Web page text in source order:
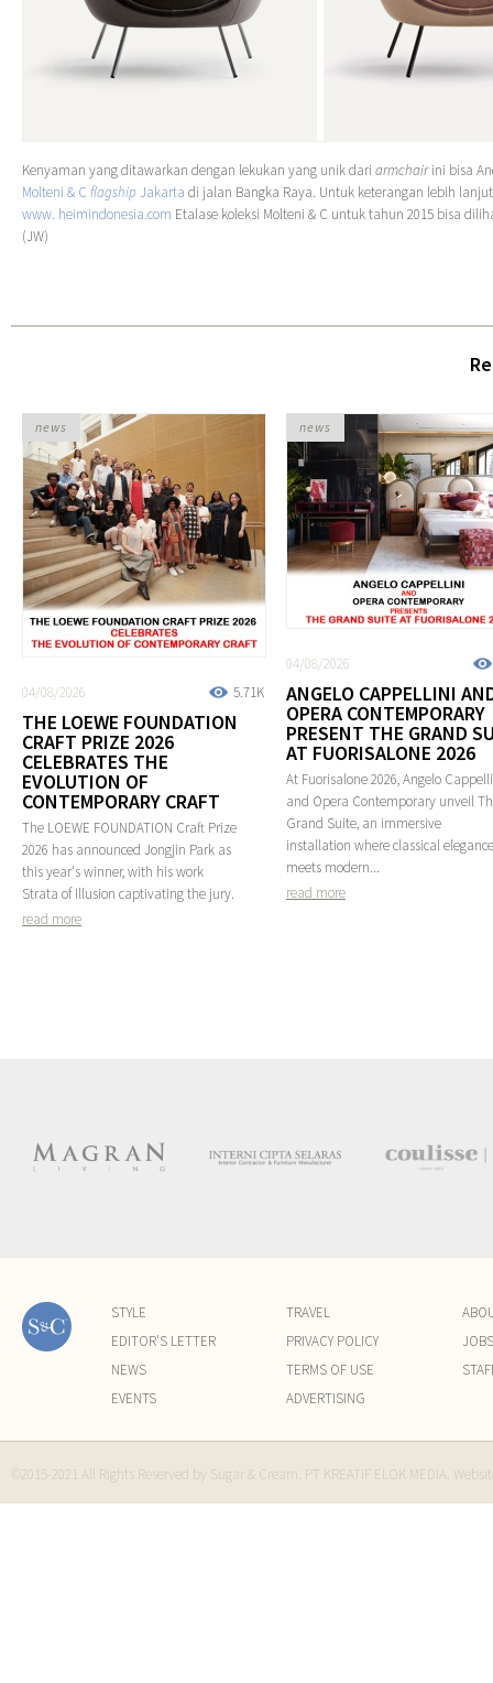
Kenyaman yang ditawarkan dengan lekukan yang unik dari armchairini bisa
Molteni & C flagshipJakarta di jalan Bangka Raya. Untuk keterangan lebih
www. heimindonesia.com Etalase koleksi Molteni & C untuk tahun 2015 bisa
(JW)
5.71K
04/08/2026
THE LOEWE FOUNDATION
CRAFT PRIZE 2026
CELEBRATES THE
EVOLUTION OF
CONTEMPORARY CRAFT
The LOEWE FOUNDATION Craft Prize
2026 has announced Jongjin Park as
this year's winner, with his work
Strata of Illusion captivating the jury.
read more
news
04/08/2026
ANGELO CAPPELLINI
OPERA CONTEMPORARY
PRESENT THE GRAND
AT FUORISALONE 2026
At Fuorisalone 2026, Angelo
and Opera Contemporary unveil
Grand Suite, an immersive
installation where classical elegance
meets modern...
read more
news
STYLE
EDITOR'S LETTER
NEWS
EVENTS
TRAVEL
PRIVACY POLICY
TERMS OF USE
ADVERTISING
JOBS
©2015-2021 All Rights Reserved by Sugar & Cream. PT KREATIF ELOK MEDIA.